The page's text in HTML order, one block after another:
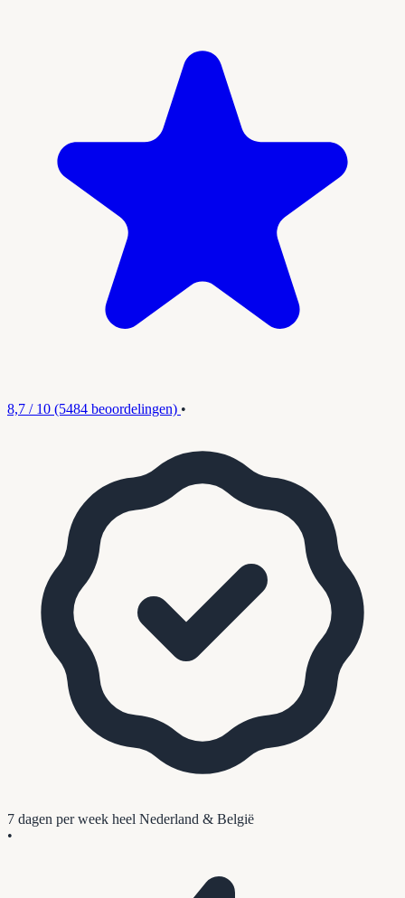
8,7 / 10 (5484 beoordelingen) •
7 dagen per week heel Nederland & België
•